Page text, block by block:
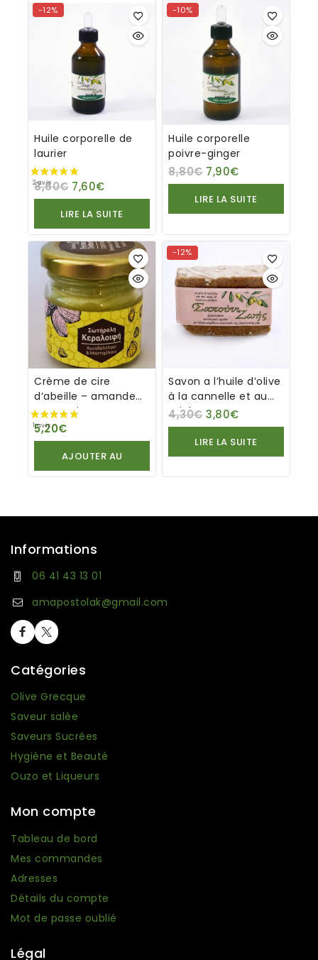
-12%
Huile corporelle de
laurier
8,60€ 7,60€
LIRE LA SUITE
-10%
Huile corporelle
poivre-ginger
8,80€ 7,90€
LIRE LA SUITE
Crème de cire
d’abeille – amande
et mastic
5,20€
AJOUTER AU
PANIER
-12%
Savon a l’huile d’olive
à la cannelle et au
miel
4,30€ 3,80€
LIRE LA SUITE
Informations
06 41 43 13 01
amapostolak@gmail.com
Catégories
Olive Grecque
Saveur salée
Saveurs Sucrées
Hygiène et Beauté
Ouzo et Liqueurs
Mon compte
Tableau de bord
Mes commandes
Adresses
Détails du compte
Mot de passe oublié
Légal